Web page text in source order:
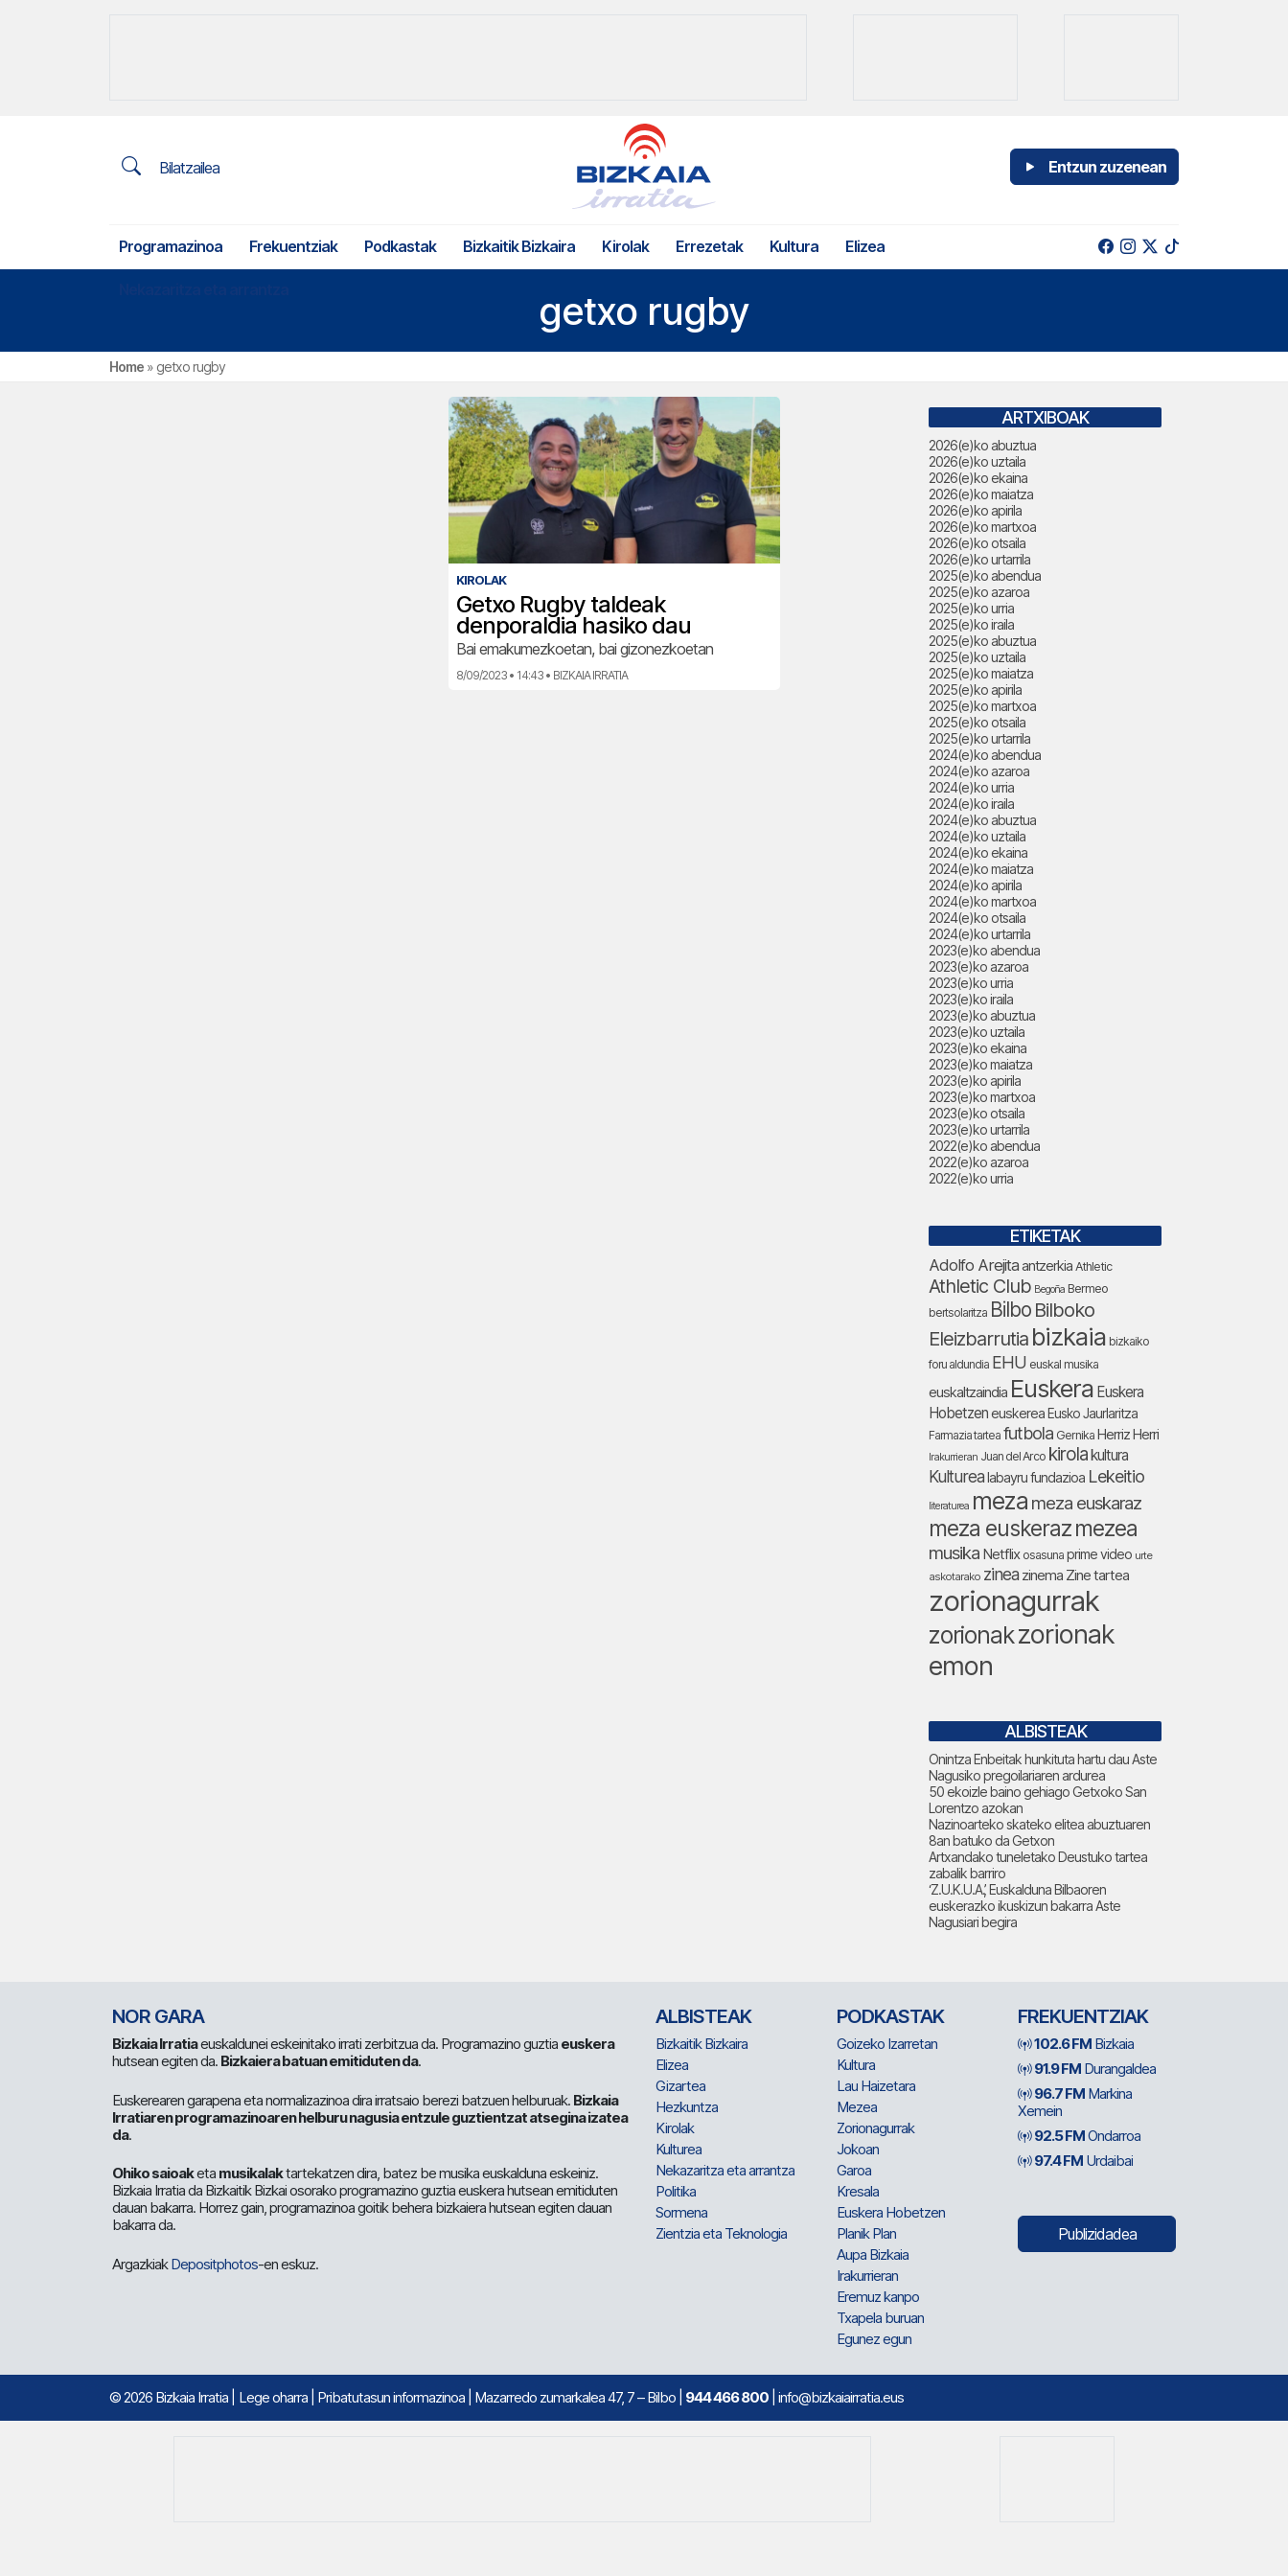
Bilatzailea Entzun zuzenean
Programazinoa Frekuentziak Podkastak Bizkaitik Bizkaira Kirolak Errezetak Kultura Elizea
getxo rugby
Home » getxo rugby
KIROLAK
Getxo Rugby taldeak
denporaldia hasiko dau
Bai emakumezkoetan, bai gizonezkoetan
8/09/2023 • 14:43 • BIZKAIA IRRATIA
ARTXIBOAK
2026(e)ko abuztua
2026(e)ko uztaila
2026(e)ko ekaina
2026(e)ko maiatza
2026(e)ko apirila
2026(e)ko martxoa
2026(e)ko otsaila
2026(e)ko urtarrila
2025(e)ko abendua
2025(e)ko azaroa
2025(e)ko urria
2025(e)ko iraila
2025(e)ko abuztua
2025(e)ko uztaila
2025(e)ko maiatza
2025(e)ko apirila
2025(e)ko martxoa
2025(e)ko otsaila
2025(e)ko urtarrila
2024(e)ko abendua
2024(e)ko azaroa
2024(e)ko urria
2024(e)ko iraila
2024(e)ko abuztua
2024(e)ko uztaila
2024(e)ko ekaina
2024(e)ko maiatza
2024(e)ko apirila
2024(e)ko martxoa
2024(e)ko otsaila
2024(e)ko urtarrila
2023(e)ko abendua
2023(e)ko azaroa
2023(e)ko urria
2023(e)ko iraila
2023(e)ko abuztua
2023(e)ko uztaila
2023(e)ko ekaina
2023(e)ko maiatza
2023(e)ko apirila
2023(e)ko martxoa
2023(e)ko otsaila
2023(e)ko urtarrila
2022(e)ko abendua
2022(e)ko azaroa
2022(e)ko urria
ETIKETAK
Adolfo Arejitaantzerkia Athletic
Athletic Club Begoña Bermeo
bertsolaritza Bilbo Bilboko
Eleizbarrutia bizkaia bizkaiko
foru aldundia EHU euskal musika
euskaltzaindia Euskera Euskera
Hobetzeneuskerea Eusko Jaurlaritza
Farmazia tartea futbola Gernika Herriz Herri
Irakurrieran Juan del Arco kirola kultura
Kulturealabayru fundazioa Lekeitio
literaturea meza meza euskaraz
meza euskerazmezea
musika Netflix osasuna prime video urte
askotarako zinea zinema Zine tartea
zorionagurrak
zorionakzorionak
emon
ALBISTEAK
Onintza Enbeitak hunkituta hartu dau Aste
Nagusiko pregoilariaren ardurea
50 ekoizle baino gehiago Getxoko San
Lorentzo azokan
Nazinoarteko skateko elitea abuztuaren
8an batuko da Getxon
Artxandako tuneletako Deustuko tartea
zabalik barriro
‘Z.U.K.U.A.’, Euskalduna Bilbaoren
euskerazko ikuskizun bakarra Aste
Nagusiari begira
NOR GARA
Bizkaia Irratiaeuskaldunei eskeinitako irrati zerbitzua da. Programazino guztia euskera
hutsean egiten da. Bizkaiera batuan emitiduten da.
Euskerearen garapena eta normalizazinoa dira irratsaio berezi batzuen helburuak. Bizkaia
Irratiaren programazinoaren helburu nagusia entzule guztientzat atsegina izatea
da.
Ohiko saioaketa musikalaktartekatzen dira, batez be musika euskalduna eskeiniz.
Bizkaia Irratia da Bizkaitik Bizkai osorako programazino guztia euskera hutsean emitiduten
dauan bakarra. Horrez gain, programazinoa goitik behera bizkaiera hutsean egiten dauan
bakarra da.
ArgazkiakDepositphotos-en eskuz.
ALBISTEAK
Bizkaitik Bizkaira
Elizea
Gizartea
Hezkuntza
Kirolak
Kulturea
Nekazaritza eta arrantza
Politika
Sormena
Zientzia eta Teknologia
PODKASTAK
Goizeko Izarretan
Kultura
Lau Haizetara
Mezea
Zorionagurrak
Jokoan
Garoa
Kresala
Euskera Hobetzen
Planik Plan
Aupa Bizkaia
Irakurrieran
Eremuz kanpo
Txapela buruan
Egunez egun
FREKUENTZIAK
102.6 FM Bizkaia
91.9 FM Durangaldea
96.7 FM Markina
Xemein
92.5 FMOndarroa
97.4 FM Urdaibai
Publizidadea
© 2026 Bizkaia Irratia Lege oharra Pribatutasun informazinoa | Mazarredo zumarkalea 47, 7 – Bilbo | 944 466 800 | info@bizkaiairratia.eus